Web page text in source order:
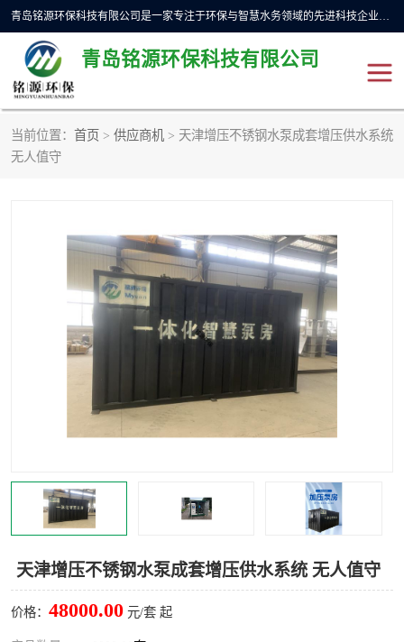
青岛铭源环保科技有限公司是一家专注于环保与智慧水务领域的先进科技企业，公司专注于云智能一体化预制泵站、水务循环利用、海绵城市、云智慧水务开发及新型环保技术研发等领域。铭源环保以为客户提供优质产品、专业技术服务为己任。为客户提供量身定制方案，提供多种配置方案满足实际使用要求。严控供货周期，并提供高标准后期维护。以环保为己任，视质量如生命，以技术做先导，靠诚信赢客户。
青岛铭源环保科技有限公司
当前位置： 首页 > 供应商机 > 天津增压不锈钢水泵成套增压供水系统
无人值守
天津增压不锈钢水泵成套增压供水系统 无人值守
价格： 48000.00 元/套 起
一体化HMPP泵站
下开式堰门 液动限流闸门
加压泵房/灌溉泵房 一体化预制泵站
不锈钢浮筒阀 真空冲洗装置
雨水收集回用装置 门式冲洗装置
智能一体化灌溉泵房
一体化泵闸